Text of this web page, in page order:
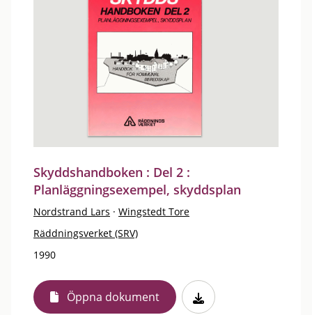
Skyddshandboken : Del 2 :
Planläggningsexempel, skyddsplan
Nordstrand Lars · Wingstedt Tore
Räddningsverket (SRV)
1990
Öppna dokument